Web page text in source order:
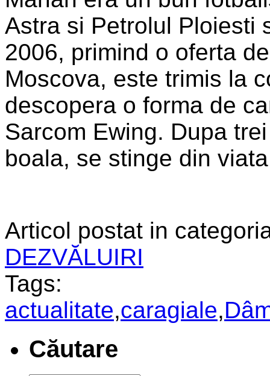
Astra si Petrolul Ploiesti
2006, primind o oferta
Moscova, este trimis la
descopera o forma de
Sarcom Ewing. Dupa
boala, se stinge din
Articol postat in
DEZVĂLUIRI
Tags:
actualitate,caragiale,
Căutare